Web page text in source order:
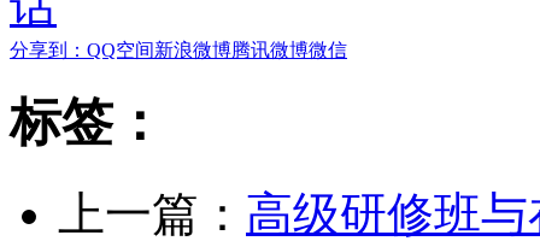
分享到： QQ空间新浪微博腾讯微博微信
标签：
上一篇： 高级研修班